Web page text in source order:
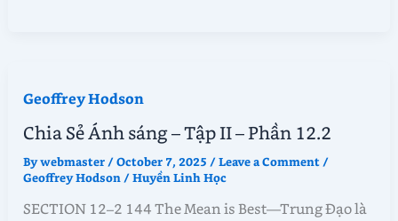
Tập
II
–
Phần
Geoffrey Hodson
Chia Sẻ Ánh sáng – Tập II – Phần 12.2
Bywebmaster /October 7, 2025 /Leave a Comment /
Geoffrey Hodson /Huyền Linh Học
SECTION 12–2 144 The Mean is Best—Trung Đạo là